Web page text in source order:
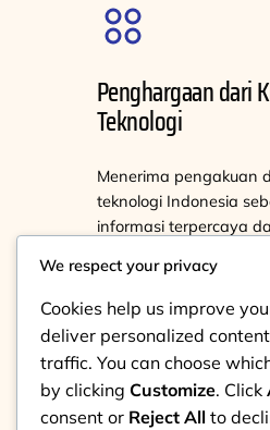
Penghargaan dari
Teknologi
Menerima pengakuan
teknologi Indonesia
informasi terpercaya
Standar Keamanan
Menunjukkan
We respect your privacy
Cookies help us improve
deliver personalized
traffic. You can choose
by clicking Customize. Click
consent or Reject All to